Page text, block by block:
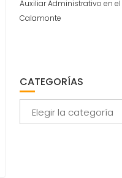
Auxiliar Administrativo en
Calamonte
CATEGORÍAS